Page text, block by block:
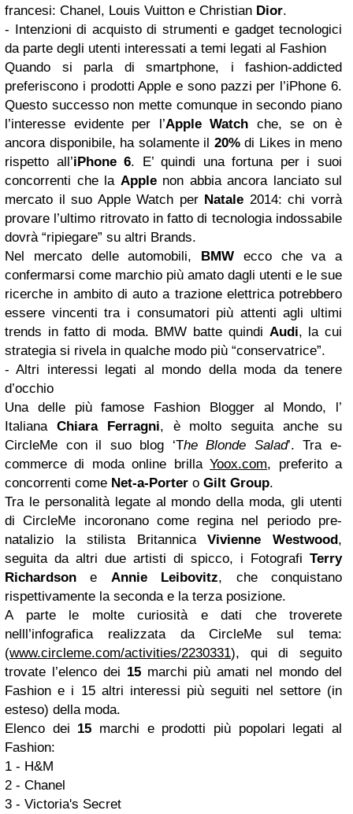
francesi: Chanel, Louis Vuitton e Christian Dior.
- Intenzioni di acquisto di strumenti e gadget tecnologici
da parte degli utenti interessati a temi legati al Fashion
Quando si parla di smartphone, i fashion-addicted
preferiscono i prodotti Apple e sono pazzi per l’iPhone 6.
Questo successo non mette comunque in secondo piano
l’interesse evidente per l’Apple Watch che, se on è
ancora disponibile, ha solamente il 20%di Likes in meno
rispetto all’iPhone 6. E’ quindi una fortuna per i suoi
concorrenti che la Applenon abbia ancora lanciato sul
mercato il suo Apple Watch per Natale 2014: chi vorrà
provare l’ultimo ritrovato in fatto di tecnologia indossabile
dovrà “ripiegare” su altri Brands.
Nel mercato delle automobili, BMW ecco che va a
confermarsi come marchio più amato dagli utenti e le sue
ricerche in ambito di auto a trazione elettrica potrebbero
essere vincenti tra i consumatori più attenti agli ultimi
trends in fatto di moda. BMW batte quindi Audi, la cui
strategia si rivela in qualche modo più “conservatrice”.
- Altri interessi legati al mondo della moda da tenere
d’occhio
Una delle più famose Fashion Blogger al Mondo, l’
Italiana Chiara Ferragni, è molto seguita anche su
CircleMe con il suo blog ‘The Blonde Salad’. Tra e-
commerce di moda online brillaYoox.com, preferito a
concorrenti come Net-a-Porter o Gilt Group.
Tra le personalità legate al mondo della moda, gli utenti
di CircleMe incoronano come regina nel periodo pre-
natalizio la stilista BritannicaVivienne Westwood,
seguita da altri due artisti di spicco, i Fotografi Terry
Richardson e Annie Leibovitz, che conquistano
rispettivamente la seconda e la terza posizione.
A parte le molte curiosità e dati che troverete
nelll’infografica realizzata da CircleMe sul tema:
(www.circleme.com/activities/2230331), qui di seguito
trovate l’elenco dei 15marchi più amati nel mondo del
Fashion e i 15 altri interessi più seguiti nel settore (in
esteso) della moda.
Elenco dei 15 marchi e prodotti più popolari legati al
Fashion:
1 - H&M
2 - Chanel
3 - Victoria's Secret